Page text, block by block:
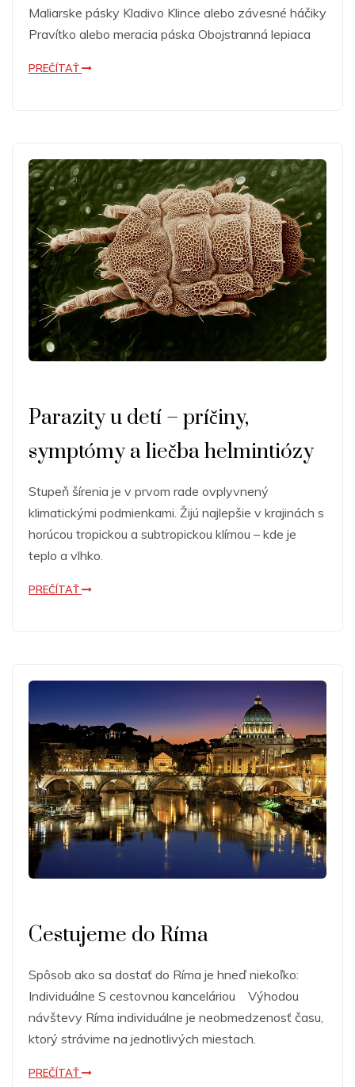
Maliarske pásky Kladivo Klince alebo závesné háčiky
Pravítko alebo meracia páska Obojstranná lepiaca
PREČÍTAŤ
Parazity u detí – príčiny,
symptómy a liečba helmintiózy
Stupeň šírenia je v prvom rade ovplyvnený
klimatickými podmienkami. Žijú najlepšie v krajinách s
horúcou tropickou a subtropickou klímou – kde je
teplo a vlhko.
PREČÍTAŤ
Cestujeme do Ríma
Spôsob ako sa dostať do Ríma je hneď niekoľko:
Individuálne S cestovnou kanceláriou Výhodou
návštevy Ríma individuálne je neobmedzenosť času,
ktorý strávime na jednotlivých miestach.
PREČÍTAŤ